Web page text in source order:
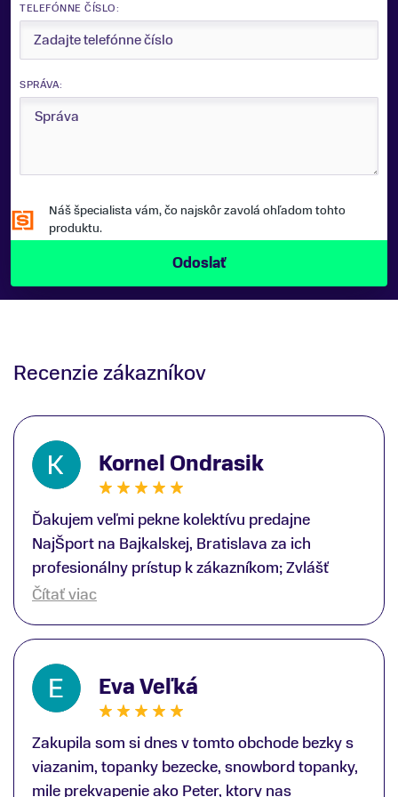
TELEFÓNNE ČÍSLO:
SPRÁVA:
Náš špecialista vám, čo najskôr zavolá ohľadom tohto
produktu.
Recenzie zákazníkov
Kornel Ondrasik
Ďakujem veľmi pekne kolektívu predajne
NajŠport na Bajkalskej, Bratislava za ich
profesionálny prístup k zákazníkom; Zvlášť
ďakujem špecialistovi Martinovi Gunišovi za
lyžiarskej obuvi, ako aj prilby.. všetko značka
Atomic; Pán Martin Guniš mi svojou
odbornosťou otvoril nové obzory a dozvedel
som sa, vďaka jeho profesionálnemu prístupu k
zákazníkovi, up-to-date informácie o nových
trendoch v lyžiarských technológiách; Z
predajne NajŠport som odchádzal s nakúpom
Čítať viac
Eva Veľká
Zakupila som si dnes v tomto obchode bezky s
viazanim, topanky bezecke, snowbord topanky,
mile prekvapenie ako Peter, ktory nas